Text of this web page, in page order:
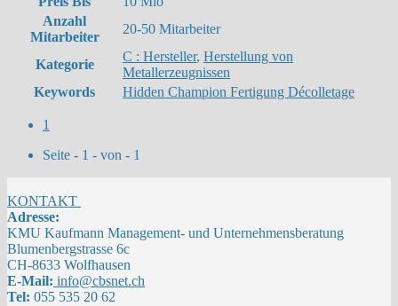
Anzahl
Mitarbeiter
20-50 Mitarbeiter
Kategorie
C : Hersteller, Herstellung von
Metallerzeugnissen
Keywords
Hidden Champion Fertigung Décolletage
1
Seite - 1 - von - 1
KONTAKT
Adresse:
KMU Kaufmann Management- und Unternehmensberatung
Blumenbergstrasse 6c
CH-8633 Wolfhausen
E-Mail: info@cbsnet.ch
Tel: 055 535 20 62